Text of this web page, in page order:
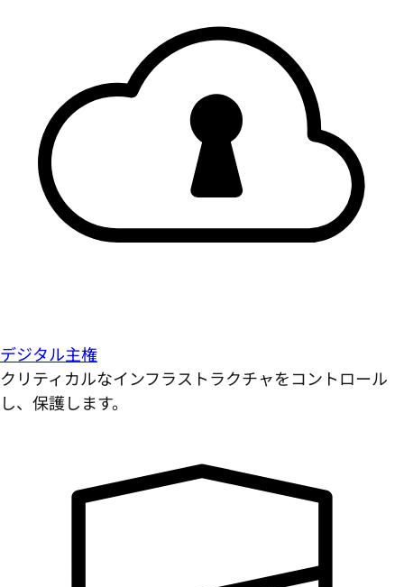
デジタル主権
クリティカルなインフラストラクチャをコントロール
し、保護します。